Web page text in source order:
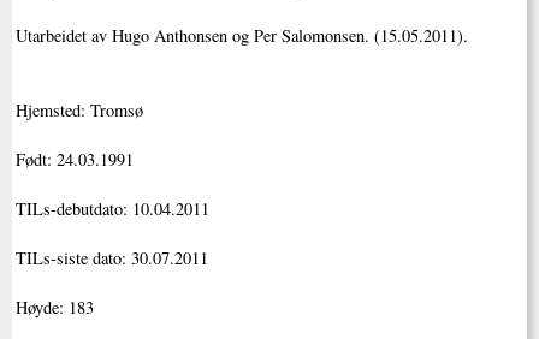
Utarbeidet av Hugo Anthonsen og Per Salomonsen. (15.05.2011).
Hjemsted: Tromsø
Født: 24.03.1991
TILs-debutdato: 10.04.2011
TILs-siste dato: 30.07.2011
Høyde: 183